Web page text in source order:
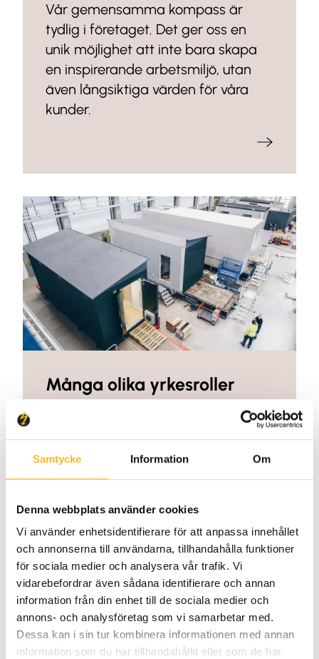
Samtycke Information Om
Denna webbplats använder cookies
Vi använder enhetsidentifierare för att anpassa innehållet
och annonserna till användarna, tillhandahålla funktioner
för sociala medier och analysera vår trafik. Vi
vidarebefordrar även sådana identifierare och annan
information från din enhet till de sociala medier och
annons- och analysföretag som vi samarbetar med.
Dessa kan i sin tur kombinera informationen med annan
information som du har tillhandahållit eller som de har
Vår gemensamma kompass är
tydlig i företaget. Det ger oss en
unik möjlighet att inte bara skapa
en inspirerande arbetsmiljö, utan
även långsiktiga värden för våra
kunder.
Många olika yrkesroller
gruppchefer, försäljningsingenjörer,
logistikpersonal och många fler. Läs
områden här.
Frågor om lediga jobb eller om
ansökan?